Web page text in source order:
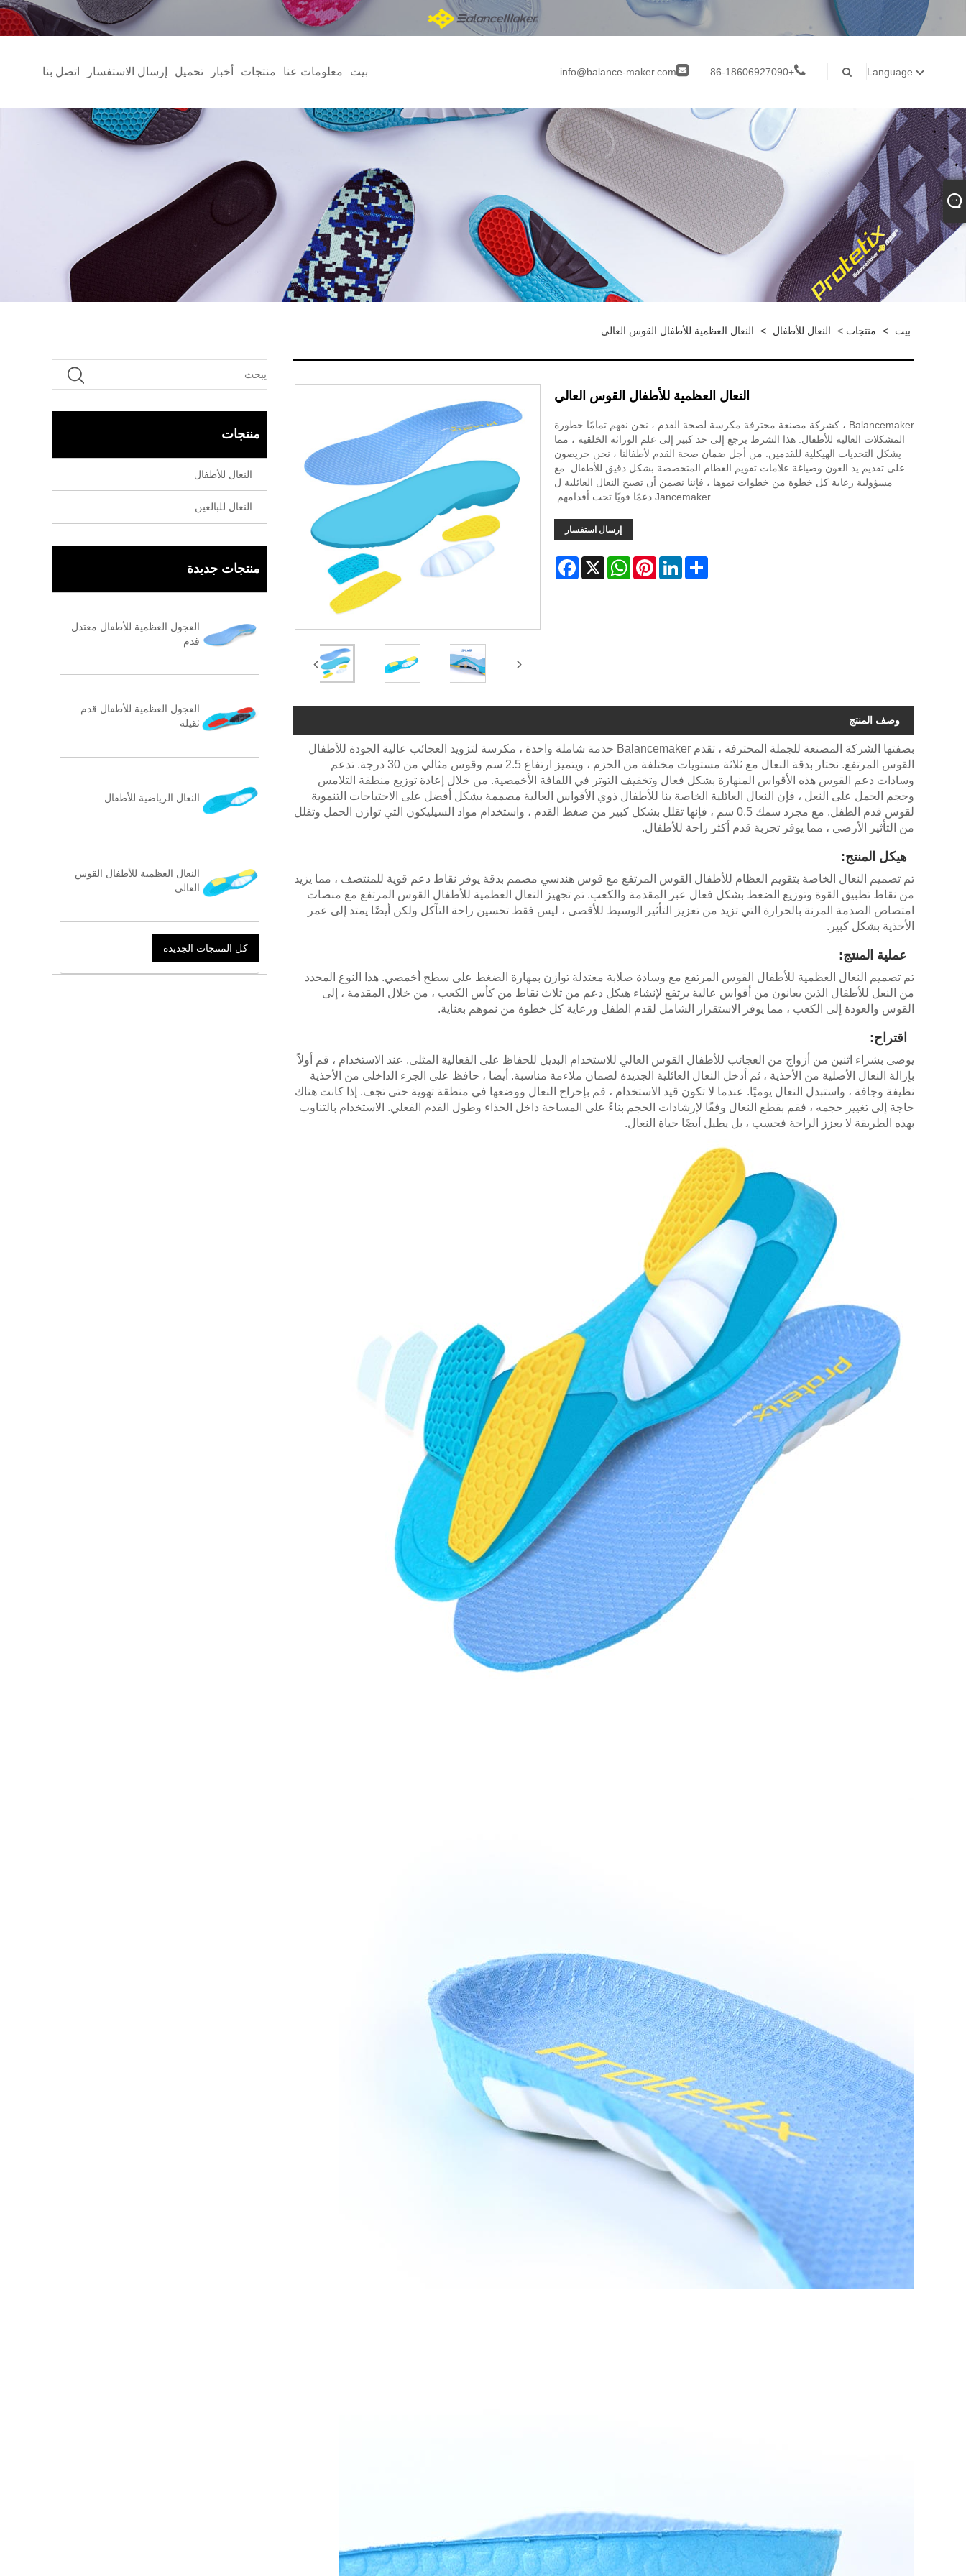
بيت معلومات عنا منتجات أخبار تحميل إرسال الاستفسار اتصل بنا info@balance-maker.com +86-18606927090 Language
بيت > منتجات > النعال للأطفال > النعال العظمية للأطفال القوس العالي
منتجات
النعال للأطفال
النعال للبالغين
منتجات جديدة
العجول العظمية للأطفال معتدل
قدم
العجول العظمية للأطفال قدم
ثقيلة
النعال الرياضية للأطفال
النعال العظمية للأطفال القوس
العالي
كل المنتجات الجديدة
النعال العظمية للأطفال القوس العالي
Balancemaker ، كشركة مصنعة محترفة مكرسة لصحة القدم ، نحن نفهم تمامًا خطورة
المشكلات العالية للأطفال. هذا الشرط يرجع إلى حد كبير إلى علم الوراثة الخلقية ، مما
يشكل التحديات الهيكلية للقدمين. من أجل ضمان صحة القدم لأطفالنا ، نحن حريصون
على تقديم يد العون وصياغة علامات تقويم العظام المتخصصة بشكل دقيق للأطفال. مع
مسؤولية رعاية كل خطوة من خطوات نموها ، فإننا نضمن أن تصبح النعال العائلية ل
Jancemaker دعمًا قويًا تحت أقدامهم.
إرسال استفسار
Facebook X
WhatsAppPinterestLinkedInShare
وصف المنتج
بصفتها الشركة المصنعة للجملة المحترفة ، تقدم Balancemaker خدمة شاملة واحدة ، مكرسة لتزويد العجائب عالية الجودة للأطفال
القوس المرتفع. نختار بدقة النعال مع ثلاثة مستويات مختلفة من الحزم ، ويتميز ارتفاع 2.5 سم وقوس مثالي من 30 درجة. تدعم
وسادات دعم القوس هذه الأقواس المنهارة بشكل فعال وتخفيف التوتر في اللفافة الأخمصية. من خلال إعادة توزيع منطقة التلامس
وحجم الحمل على النعل ، فإن النعال العائلية الخاصة بنا للأطفال ذوي الأقواس العالية مصممة بشكل أفضل على الاحتياجات التنموية
لقوس قدم الطفل. مع مجرد سمك 0.5 سم ، فإنها تقلل بشكل كبير من ضغط القدم ، واستخدام مواد السيليكون التي توازن الحمل وتقلل
من التأثير الأرضي ، مما يوفر تجربة قدم أكثر راحة للأطفال.
هيكل المنتج:
تم تصميم النعال الخاصة بتقويم العظام للأطفال القوس المرتفع مع قوس هندسي مصمم بدقة يوفر نقاط دعم قوية للمنتصف ، مما يزيد
من نقاط تطبيق القوة وتوزيع الضغط بشكل فعال عبر المقدمة والكعب. تم تجهيز النعال العظمية للأطفال القوس المرتفع مع منصات
امتصاص الصدمة المرنة بالحرارة التي تزيد من تعزيز التأثير الوسيط للأقصى ، ليس فقط تحسين راحة التآكل ولكن أيضًا يمتد إلى عمر
الأحذية بشكل كبير.
عملية المنتج:
تم تصميم النعال العظمية للأطفال القوس المرتفع مع وسادة صلابة معتدلة توازن بمهارة الضغط على سطح أخمصي. هذا النوع المحدد
من النعل للأطفال الذين يعانون من أقواس عالية يرتفع لإنشاء هيكل دعم من ثلاث نقاط من كأس الكعب ، من خلال المقدمة ، إلى
القوس والعودة إلى الكعب ، مما يوفر الاستقرار الشامل لقدم الطفل ورعاية كل خطوة من نموهم بعناية.
اقتراح:
يوصى بشراء اثنين من أزواج من العجائب للأطفال القوس العالي للاستخدام البديل للحفاظ على الفعالية المثلى. عند الاستخدام ، قم أولاً
بإزالة النعال الأصلية من الأحذية ، ثم أدخل النعال العائلية الجديدة لضمان ملاءمة مناسبة. أيضا ، حافظ على الجزء الداخلي من الأحذية
نظيفة وجافة ، واستبدل النعال يوميًا. عندما لا تكون قيد الاستخدام ، قم بإخراج النعال ووضعها في منطقة تهوية حتى تجف. إذا كانت هناك
حاجة إلى تغيير حجمه ، فقم بقطع النعال وفقًا لإرشادات الحجم بناءً على المساحة داخل الحذاء وطول القدم الفعلي. الاستخدام بالتناوب
بهذه الطريقة لا يعزز الراحة فحسب ، بل يطيل أيضًا حياة النعال.